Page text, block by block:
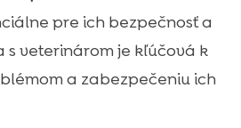
pre ich bezpečnosť a
s veterinárom je kľúčová k
a zabezpečeniu ich